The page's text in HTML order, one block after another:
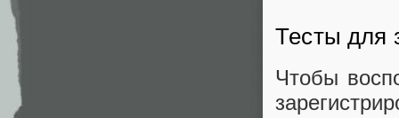
Тесты для
Чтобы